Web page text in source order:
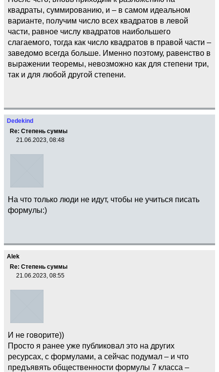
квадраты, суммированию, и – в самом идеальном
варианте, получим число всех квадратов в левой
части, равное числу квадратов наибольшего
слагаемого, тогда как число квадратов в правой части –
заведомо всегда больше. Именно поэтому, равенство в
выражении теоремы, невозможно как для степени три,
так и для любой другой степени.
Dedekind
Re: Степень суммы
21.06.2023, 08:48
На что только люди не идут, чтобы не учиться писать
формулы:)
Alek
Re: Степень суммы
21.06.2023, 08:55
И не говорите))
Просто я ранее уже публиковал это на других
ресурсах, с формулами, а сейчас подумал – и что
предъявять общественности формулы 7 класса –